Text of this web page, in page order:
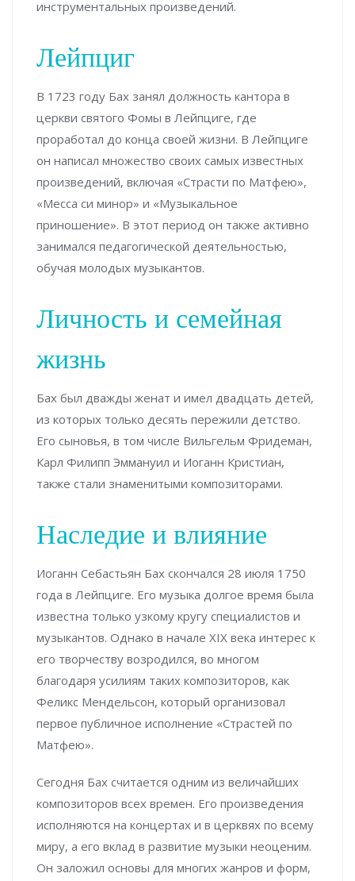
инструментальных произведений.
Лейпциг
В 1723 году Бах занял должность кантора в
церкви святого Фомы в Лейпциге, где
проработал до конца своей жизни. В Лейпциге
он написал множество своих самых известных
произведений, включая «Страсти по Матфею»,
«Месса си минор» и «Музыкальное
приношение». В этот период он также активно
занимался педагогической деятельностью,
обучая молодых музыкантов.
Личность и семейная
жизнь
Бах был дважды женат и имел двадцать детей,
из которых только десять пережили детство.
Его сыновья, в том числе Вильгельм Фридеман,
Карл Филипп Эммануил и Иоганн Кристиан,
также стали знаменитыми композиторами.
Наследие и влияние
Иоганн Себастьян Бах скончался 28 июля 1750
года в Лейпциге. Его музыка долгое время была
известна только узкому кругу специалистов и
музыкантов. Однако в начале XIX века интерес к
его творчеству возродился, во многом
благодаря усилиям таких композиторов, как
Феликс Мендельсон, который организовал
первое публичное исполнение «Страстей по
Матфею».
Сегодня Бах считается одним из величайших
композиторов всех времен. Его произведения
исполняются на концертах и в церквях по всему
миру, а его вклад в развитие музыки неоценим.
Он заложил основы для многих жанров и форм,